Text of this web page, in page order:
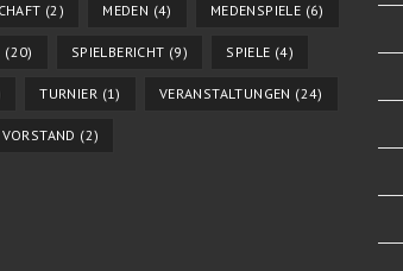
(2) MEDEN (4) MEDENSPIELE (6)
(20) SPIELBERICHT (9) SPIELE (4)
TURNIER (1) VERANSTALTUNGEN (24)
VORSTAND (2)